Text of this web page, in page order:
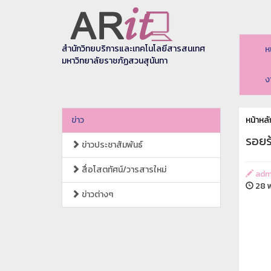
สำนักวิทยบริการและเทคโนโลยีสารสนเทศ
มหาวิทยาลัยราชภัฏสวนสุนันทา
ข่าว
ข่าวประชาสัมพันธ์
สื่อโสตทัศน์/วารสารใหม่
ข่าวต่างๆ
หน้าห
รอย
28